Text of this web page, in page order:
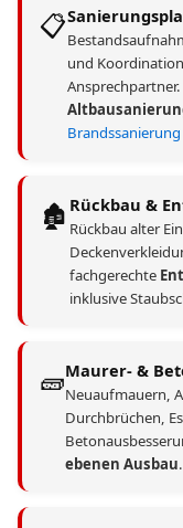
📋
und
🏚️ Rückbau &
Rückbau alter
fachgerechte
inklusive
🧱Maurer- &
Neuaufmauern,
Durchbrüchen,
ebenen Ausbau.